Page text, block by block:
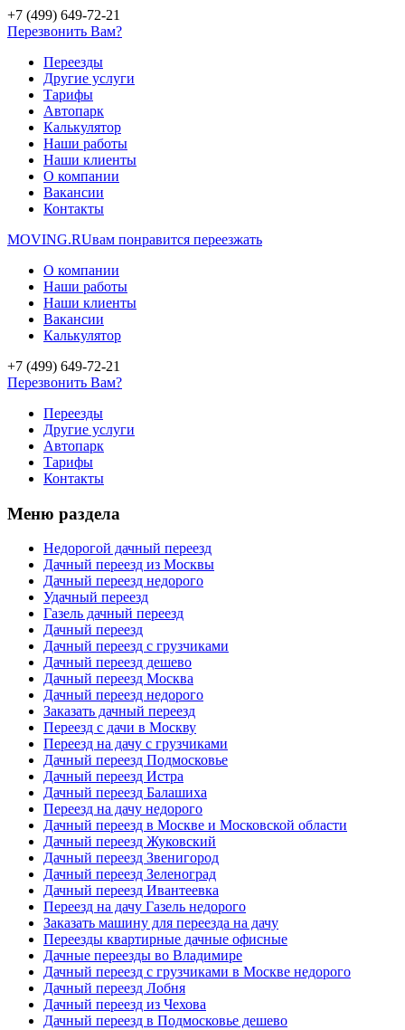
+7 (499) 649-72-21
Перезвонить Вам?
Переезды
Другие услуги
Тарифы
Автопарк
Калькулятор
Наши работы
Наши клиенты
О компании
Вакансии
Контакты
MOVING.RUвам понравится переезжать
О компании
Наши работы
Наши клиенты
Вакансии
Калькулятор
+7 (499) 649-72-21
Перезвонить Вам?
Переезды
Другие услуги
Автопарк
Тарифы
Контакты
Меню раздела
Недорогой дачный переезд
Дачный переезд из Москвы
Дачный переезд недорого
Удачный переезд
Газель дачный переезд
Дачный переезд
Дачный переезд с грузчиками
Дачный переезд дешево
Дачный переезд Москва
Дачный переезд недорого
Заказать дачный переезд
Переезд с дачи в Москву
Переезд на дачу с грузчиками
Дачный переезд Подмосковье
Дачный переезд Истра
Дачный переезд Балашиха
Переезд на дачу недорого
Дачный переезд в Москве и Московской области
Дачный переезд Жуковский
Дачный переезд Звенигород
Дачный переезд Зеленоград
Дачный переезд Ивантеевка
Переезд на дачу Газель недорого
Заказать машину для переезда на дачу
Переезды квартирные дачные офисные
Дачные переезды во Владимире
Дачный переезд с грузчиками в Москве недорого
Дачный переезд Лобня
Дачный переезд из Чехова
Дачный переезд в Подмосковье дешево